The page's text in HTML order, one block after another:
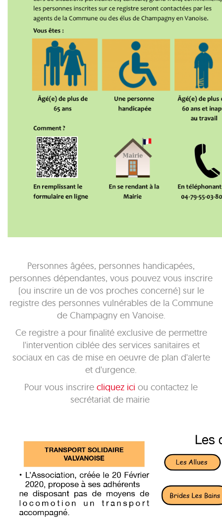
Personnes âgées, personnes handicapées,
personnes dépendantes, vous pouvez vous inscrire
(ou inscrire un de vos proches concerné) sur le
registre des personnes vulnérables de la Commune
de Champagny en Vanoise.
Ce registre a pour finalité exclusive de permettre
l'intervention ciblée des services sanitaires et
sociaux en cas de mise en oeuvre de plan d'alerte
et d'urgence.
Pour vous inscrire cliquez ici ou contactez le
secrétariat de mairie